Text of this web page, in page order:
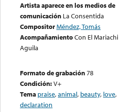
Artista aparece en los medios de
comunicación La Consentida
CompositorMéndez, Tomás
AcompañamientoCon El Mariachi
Aguila
Formato de grabación78
Condición:V+
Tema praise,animal, beauty, love,
declaration